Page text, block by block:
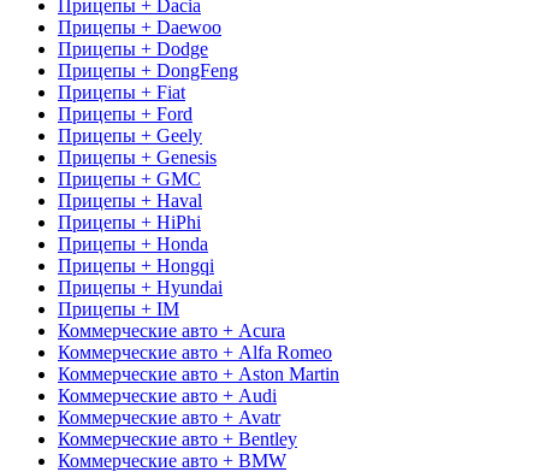
Прицепы + Dacia
Прицепы + Daewoo
Прицепы + Dodge
Прицепы + DongFeng
Прицепы + Fiat
Прицепы + Ford
Прицепы + Geely
Прицепы + Genesis
Прицепы + GMC
Прицепы + Haval
Прицепы + HiPhi
Прицепы + Honda
Прицепы + Hongqi
Прицепы + Hyundai
Прицепы + IM
Коммерческие авто + Acura
Коммерческие авто + Alfa Romeo
Коммерческие авто + Aston Martin
Коммерческие авто + Audi
Коммерческие авто + Avatr
Коммерческие авто + Bentley
Коммерческие авто + BMW